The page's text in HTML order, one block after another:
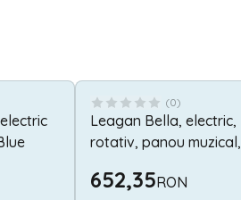
(0)
Leagan Bella, electric,
rotativ, panou muzical,
652,35RON